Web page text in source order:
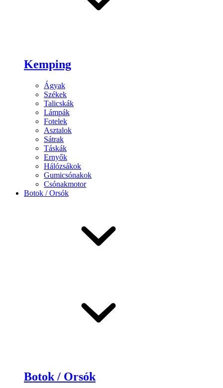
Kemping
Ágyak
Székek
Talicskák
Lámpák
Fotelek
Asztalok
Sátrak
Táskák
Ernyők
Hálózsákok
Gumicsónakok
Csónakmotor
Botok / Orsók
Botok / Orsók